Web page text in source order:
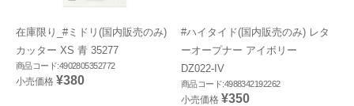
在庫限り_#ミドリ(国内販売のみ)
カッター XS 青 35277
商品コード:4902805352772
小売価格 ¥380
#ハイタイド(国内販売のみ) レタ
ーオープナー アイボリー
DZ022-IV
商品コード:4988342192262
小売価格 ¥350